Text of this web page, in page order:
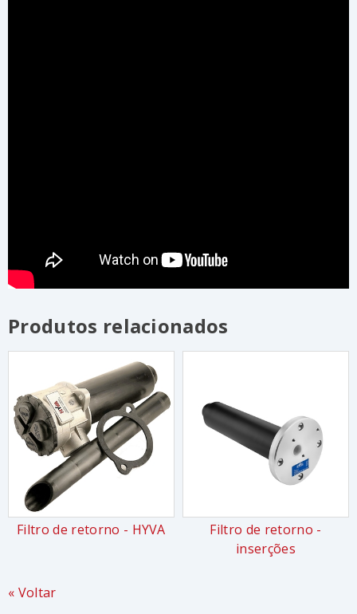
Produtos relacionados
Filtro de retorno - HYVA
Filtro de retorno -
inserções
« Voltar